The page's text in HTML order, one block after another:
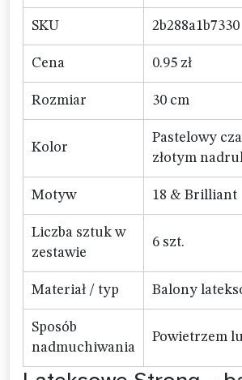
SKU 2b288a1b7330
Cena 0.95 zł
Rozmiar 30 cm
Kolor
Pastelowy
złotym
Motyw 18 & Brilliant
Liczba sztuk w
zestawie
6 szt.
Materiał / typ Balony
Sposób
nadmuchiwania
Powietrzem